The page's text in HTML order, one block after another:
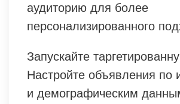
аудиторию для более
персонализированного
Запускайте
Настройте объявления по
и демографическим